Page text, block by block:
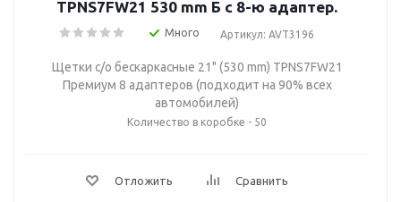
TPNS7FW21 530 mm Б с 8-ю адаптер.
Много Артикул: AVT3196
Щетки с/о бескаркасные 21" (530 mm) TPNS7FW21
Премиум 8 адаптеров (подходит на 90% всех
автомобилей)
Количество в коробке - 50
Отложить Сравнить